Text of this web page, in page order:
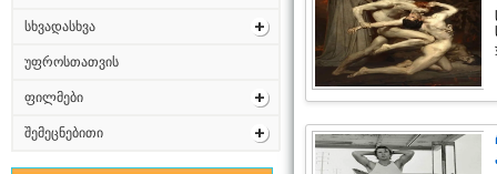
სხვადასხვა
უფროსთათვის
ფილმები
შემეცნებითი